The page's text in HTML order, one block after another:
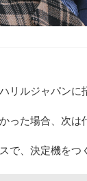
リルジャパンに
った場合、次は
で、決定機をつ